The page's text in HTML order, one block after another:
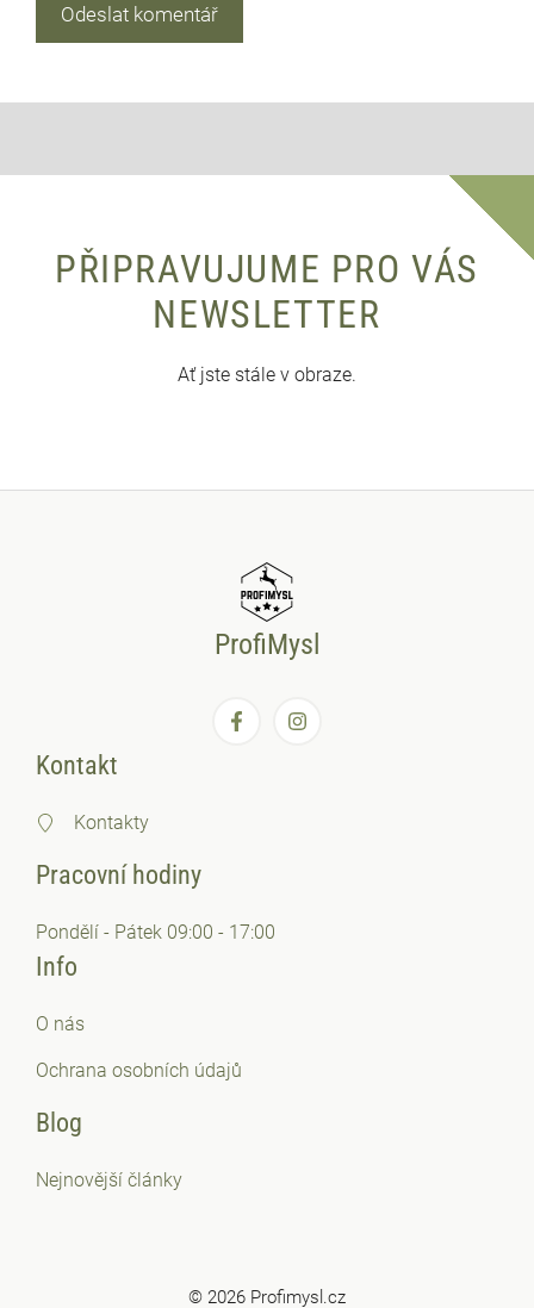
PŘIPRAVUJUME PRO VÁS
NEWSLETTER
Ať jste stále v obraze.
ProfiMysl
Kontakt
Kontakty
Pracovní hodiny
Pondělí - Pátek 09:00 - 17:00
Info
O nás
Ochrana osobních údajů
Blog
Nejnovější články
© 2026 Profimysl.cz